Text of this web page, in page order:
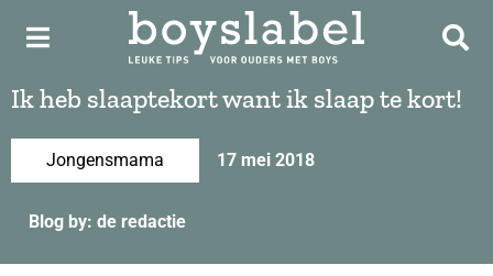
Ik heb slaaptekort want ik slaap te kort!
Jongensmama 17 mei 2018
Blog by: de redactie